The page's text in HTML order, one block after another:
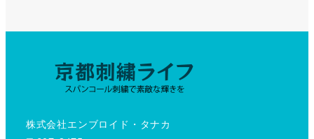
株式会社エンブロイド・タナカ